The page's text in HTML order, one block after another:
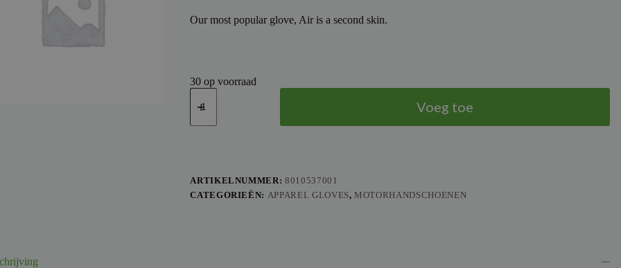
Our most popular glove, Air is a second skin.
30 op voorraad
TROY
LEE
-
OVERSPRAY,
WHT,
S
Voeg toe
ARTIKELNUMMER:8010537001
CATEGORIEËN: APPAREL GLOVES, MOTORHANDSCHOENEN